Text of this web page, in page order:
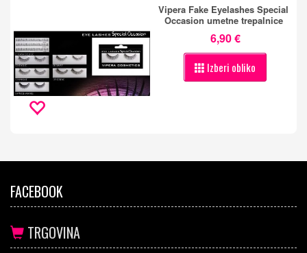
Vipera Fake Eyelashes Special
Occasion umetne trepalnice
6,90 €
Izberi obliko
FACEBOOK
TRGOVINA